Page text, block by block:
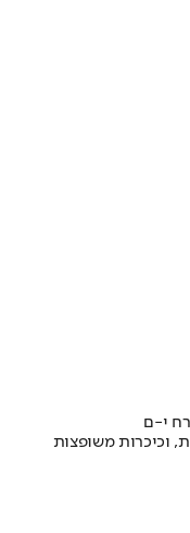
י-ם
וכיכרות משופצות